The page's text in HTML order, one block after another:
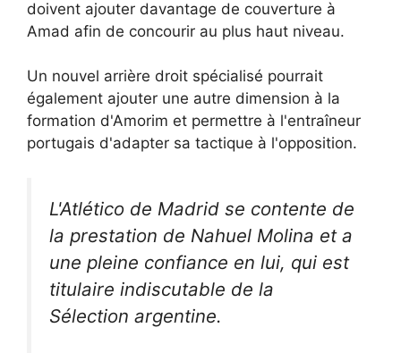
doivent ajouter davantage de couverture à
Amad afin de concourir au plus haut niveau.
Un nouvel arrière droit spécialisé pourrait
également ajouter une autre dimension à la
formation d'Amorim et permettre à l'entraîneur
portugais d'adapter sa tactique à l'opposition.
L'Atlético de Madrid se contente de
la prestation de Nahuel Molina et a
une pleine confiance en lui, qui est
titulaire indiscutable de la
Sélection argentine.